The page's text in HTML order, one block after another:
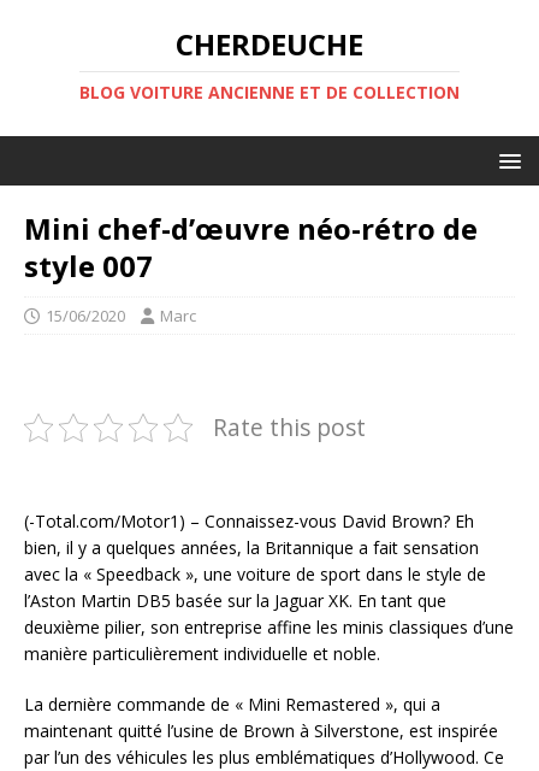
CHERDEUCHE
BLOG VOITURE ANCIENNE ET DE COLLECTION
Mini chef-d’œuvre néo-rétro de
style 007
15/06/2020 Marc
Rate this post
(-Total.com/Motor1) – Connaissez-vous David Brown? Eh
bien, il y a quelques années, la Britannique a fait sensation
avec la « Speedback », une voiture de sport dans le style de
l’Aston Martin DB5 basée sur la Jaguar XK. En tant que
deuxième pilier, son entreprise affine les minis classiques d’une
manière particulièrement individuelle et noble.
La dernière commande de « Mini Remastered », qui a
maintenant quitté l’usine de Brown à Silverstone, est inspirée
par l’un des véhicules les plus emblématiques d’Hollywood. Ce